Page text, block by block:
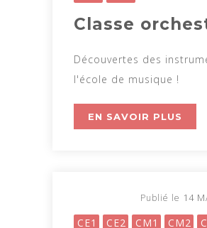
Classe
Découvertes des
l'école de musique !
EN SAVOIR PLUS
Publié le 14
CE1 CE2 CM1 CM2